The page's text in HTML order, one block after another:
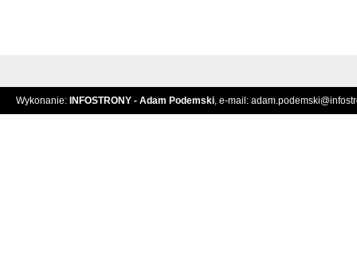
Wykonanie: INFOSTRONY - Adam Podemski, e-mail: